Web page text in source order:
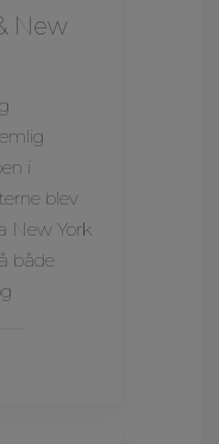
New
i
blev
New York
både